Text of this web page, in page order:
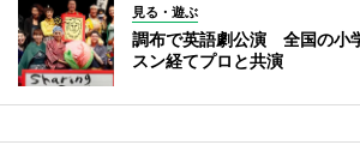
見る・遊ぶ
調布で英語劇公演 全国の小
スン経てプロと共演